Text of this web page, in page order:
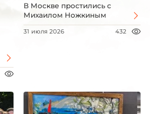
В Москве простились с
Михаилом Ножкиным
31 июля 2026 432